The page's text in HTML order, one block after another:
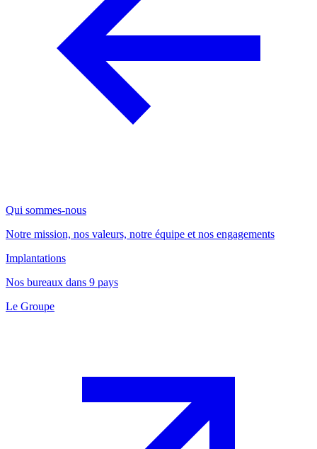
Qui sommes-nous
Notre mission, nos valeurs, notre équipe et nos engagements
Implantations
Nos bureaux dans 9 pays
Le Groupe